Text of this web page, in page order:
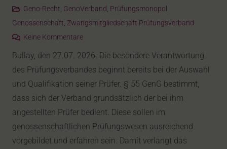
Geno-Recht, GenoVerband, Prüfungsmonopol
Genossenschaft, Zwangsmitgliedschaft Prüfungsverband
Keine Kommentare
Bullay, den 27.07. 2026. Die besondere Verantwortung
des Prüfungsverbandes beginnt bereits bei der Auswahl
und Qualifikation seiner Prüfer. § 55 GenG bestimmt,
dass sich der Verband grundsätzlich der bei ihm
angestellten Prüfer bedient. Diese sollen im
genossenschaftlichen Prüfungswesen ausreichend
vorgebildet und erfahren sein. Damit verlangt das